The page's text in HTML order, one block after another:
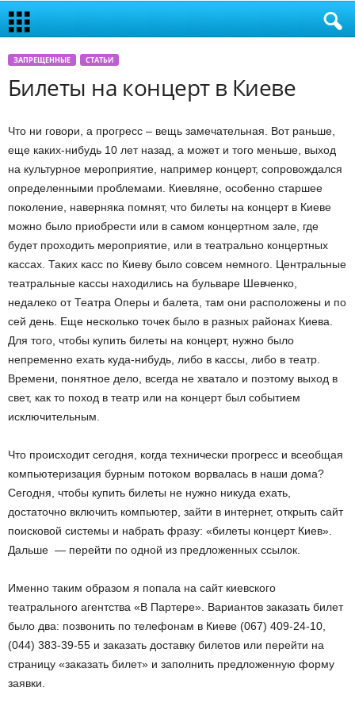
ЗАПРЕЩЕННЫЕ СТАТЬИ
Билеты на концерт в Киеве
Что ни говори, а прогресс – вещь замечательная. Вот раньше,
еще каких-нибудь 10 лет назад, а может и того меньше, выход
на культурное мероприятие, например концерт, сопровождался
определенными проблемами. Киевляне, особенно старшее
поколение, наверняка помнят, что билеты на концерт в Киеве
можно было приобрести или в самом концертном зале, где
будет проходить мероприятие, или в театрально концертных
кассах. Таких касс по Киеву было совсем немного. Центральные
театральные кассы находились на бульваре Шевченко,
недалеко от Театра Оперы и балета, там они расположены и по
сей день. Еще несколько точек было в разных районах Киева.
Для того, чтобы купить билеты на концерт, нужно было
непременно ехать куда-нибудь, либо в кассы, либо в театр.
Времени, понятное дело, всегда не хватало и поэтому выход в
свет, как то поход в театр или на концерт был событием
исключительным.
Что происходит сегодня, когда технически прогресс и всеобщая
компьютеризация бурным потоком ворвалась в наши дома?
Сегодня, чтобы купить билеты не нужно никуда ехать,
достаточно включить компьютер, зайти в интернет, открыть сайт
поисковой системы и набрать фразу: «билеты концерт Киев».
Дальше — перейти по одной из предложенных ссылок.
Именно таким образом я попала на сайт киевского
театрального агентства «В Партере». Вариантов заказать билет
было два: позвонить по телефонам в Киеве (067) 409-24-10,
(044) 383-39-55 и заказать доставку билетов или перейти на
страницу «заказать билет» и заполнить предложенную форму
заявки.